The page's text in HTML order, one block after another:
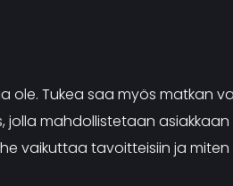
ole. Tukea saa myös matkan
mahdollistetaan
vaikuttaa tavoitteisiin ja